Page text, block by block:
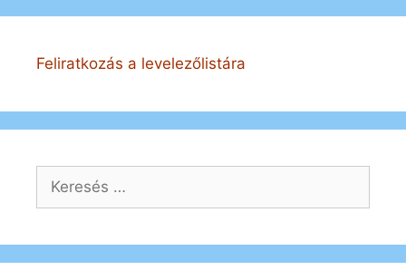
Feliratkozás a levelezőlistára
Keresés: